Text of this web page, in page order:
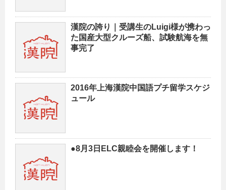
漢院の誇り｜受講生のLuigi様が携わっ
た国産大型クルーズ船、試験航海を無
事完了
2016年上海漢院中国語プチ留学スケジ
ュール
●8月3日ELC親睦会を開催します！